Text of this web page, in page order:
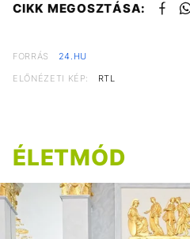
CIKK MEGOSZTÁSA:
FORRÁS
24.HU
ELŐNÉZETI KÉP:
RTL
ÉLETMÓD